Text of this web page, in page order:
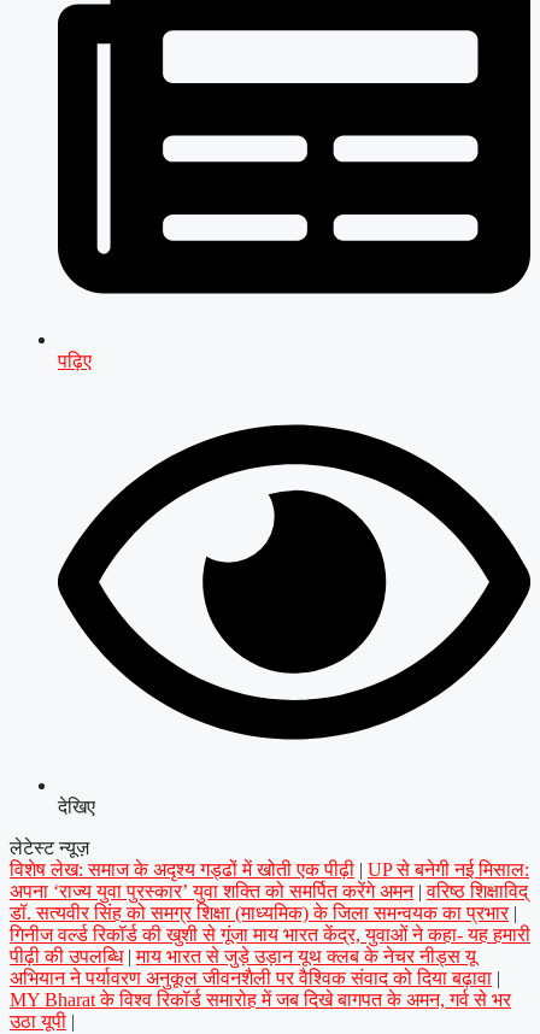
पढ़िए
देखिए
लेटेस्ट न्यूज़
विशेष लेख: समाज के अदृश्य गड्ढों में खोती एक पीढ़ी | UP से बनेगी नई मिसाल:
अपना ‘राज्य युवा पुरस्कार’ युवा शक्ति को समर्पित करेंगे अमन | वरिष्ठ शिक्षाविद्
डॉ. सत्यवीर सिंह को समग्र शिक्षा (माध्यमिक) के जिला समन्वयक का प्रभार |
गिनीज वर्ल्ड रिकॉर्ड की खुशी से गूंजा माय भारत केंद्र, युवाओं ने कहा- यह हमारी
पीढ़ी की उपलब्धि | माय भारत से जुड़े उड़ान यूथ क्लब के नेचर नीड्स यू
अभियान ने पर्यावरण अनुकूल जीवनशैली पर वैश्विक संवाद को दिया बढ़ावा |
MY Bharat के विश्व रिकॉर्ड समारोह में जब दिखे बागपत के अमन, गर्व से भर
उठा यूपी |